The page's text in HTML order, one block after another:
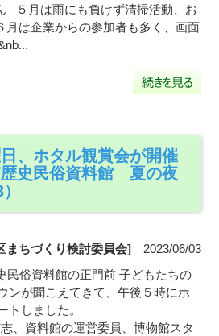
５月は雨にも負けず清掃活動、お
は企業からの参加者も多く、画面
、ホタル観賞会が開催
歴史民俗資料館 夏の夜
まちづくり検討委員会] 2023/06/03
民俗資料館の正門前 子どもたちの
ンが聞こえてきて、午後５時にホ
がスタートしました。
料館の運営委員、博物館スタ